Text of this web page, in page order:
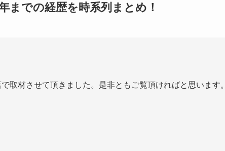
までの経歴を時系列まとめ！
取材させて頂きました。⁡⁡是非ともご覧頂ければと思います。⁡